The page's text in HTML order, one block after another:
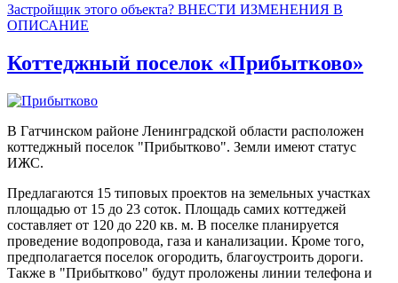
Застройщик этого объекта? ВНЕСТИ ИЗМЕНЕНИЯ В
ОПИСАНИЕ
Коттеджный поселок «Прибытково»
В Гатчинском районе Ленинградской области расположен
коттеджный поселок "Прибытково". Земли имеют статус
ИЖС.
Предлагаются 15 типовых проектов на земельных участках
площадью от 15 до 23 соток. Площадь самих коттеджей
составляет от 120 до 220 кв. м. В поселке планируется
проведение водопровода, газа и канализации. Кроме того,
предполагается поселок огородить, благоустроить дороги.
Также в "Прибытково" будут проложены линии телефона и